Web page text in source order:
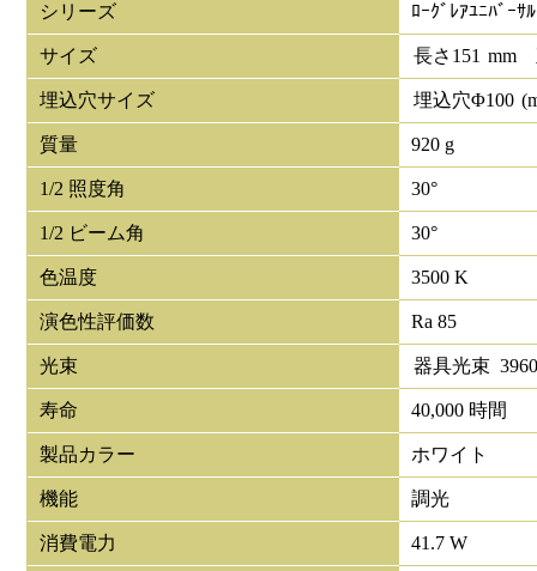
シリーズ ﾛｰｸﾞﾚｱﾕﾆﾊﾞｰｻ
サイズ 長さ 151 mm
埋込穴サイズ 埋込穴Φ100
質量 920 g
1/2 照度角 30°
1/2 ビーム角 30°
色温度 3500 K
演色性評価数 Ra 85
光束 器具光束
寿命 40,000 時間
製品カラー ホワイト
機能 調光
消費電力 41.7 W